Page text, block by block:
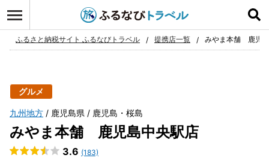
お気に入り
ふるさと納税サイト ふるなびトラベル 提携店一覧 みやま本舗 鹿児
グルメ
九州地方 鹿児島県 鹿児島・桜島
みやま本舗 鹿児島中央駅店
3.6 (183)